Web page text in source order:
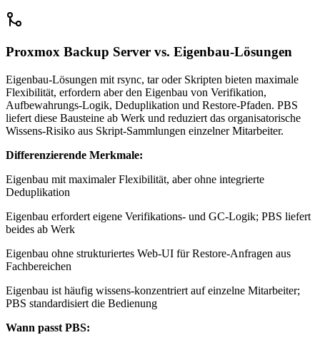
Proxmox Backup Server vs. Eigenbau-Lösungen
Eigenbau-Lösungen mit rsync, tar oder Skripten bieten maximale
Flexibilität, erfordern aber den Eigenbau von Verifikation,
Aufbewahrungs-Logik, Deduplikation und Restore-Pfaden. PBS
liefert diese Bausteine ab Werk und reduziert das organisatorische
Wissens-Risiko aus Skript-Sammlungen einzelner Mitarbeiter.
Differenzierende Merkmale:
Eigenbau mit maximaler Flexibilität, aber ohne integrierte
Deduplikation
Eigenbau erfordert eigene Verifikations- und GC-Logik; PBS liefert
beides ab Werk
Eigenbau ohne strukturiertes Web-UI für Restore-Anfragen aus
Fachbereichen
Eigenbau ist häufig wissens-konzentriert auf einzelne Mitarbeiter;
PBS standardisiert die Bedienung
Wann passt PBS: